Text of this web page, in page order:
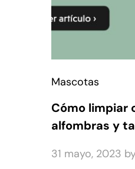
Mascotas
Cómo limpiar
alfombras y
31 mayo, 2023